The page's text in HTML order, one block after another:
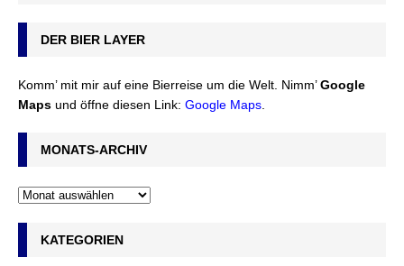
DER BIER LAYER
Komm’ mit mir auf eine Bierreise um die Welt. Nimm’Google
Maps und öffne diesen Link: Google Maps
MONATS-ARCHIV
KATEGORIEN